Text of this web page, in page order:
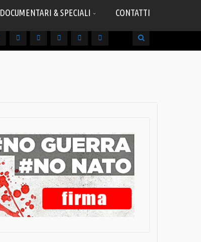
DOCUMENTARI & SPECIALI CONTATTI